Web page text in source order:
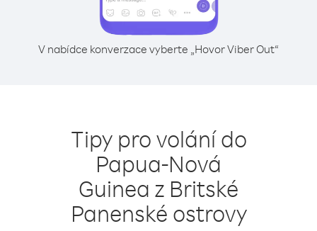
V nabídce konverzace vyberte „Hovor Viber Out“
Tipy pro volání do
Papua-Nová
Guinea z Britské
Panenské ostrovy